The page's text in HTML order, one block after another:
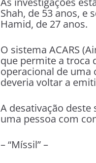
Shah, de 53 anos, e
Hamid, de 27 anos.
O sistema ACARS
que permite a troca
operacional de uma
deveria voltar a
A desativação
uma pessoa com
– “Míssil” –